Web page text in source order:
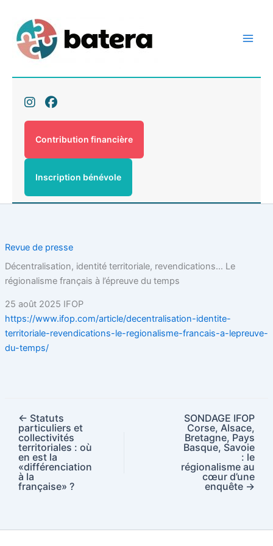
contenu
Contribution financière
Inscription bénévole
Revue de presse
Décentralisation, identité territoriale, revendications… Le
régionalisme français à l’épreuve du temps
25 août 2025 IFOP
https://www.ifop.com/article/decentralisation-identite-
territoriale-revendications-le-regionalisme-francais-a-lepreuve-
du-temps/
← Statuts
particuliers et
collectivités
territoriales : où
en est la
«différenciation
à la
française» ?
SONDAGE IFOP
Corse, Alsace,
Bretagne, Pays
Basque, Savoie
: le
régionalisme au
cœur d’une
enquête →